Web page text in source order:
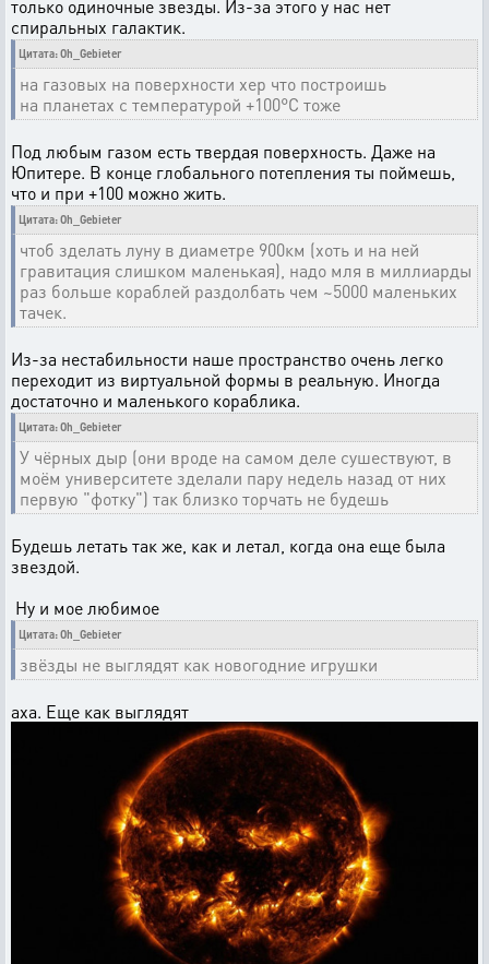
только одиночные звезды. Из-за этого у нас нет
спиральных галактик.
Цитата: Oh_Gebieter
на газовых на поверхности хер что построишь
на планетах с температурой +100°С тоже
Под любым газом есть твердая поверхность. Даже на
Юпитере. В конце глобального потепления ты поймешь,
что и при +100 можно жить.
Цитата: Oh_Gebieter
чтоб зделать луну в диаметре 900км (хоть и на ней
гравитация слишком маленькая), надо мля в миллиарды
раз больше кораблей раздолбать чем ~5000 маленьких
тачек.
Из-за нестабильности наше пространство очень легко
переходит из виртуальной формы в реальную. Иногда
достаточно и маленького кораблика.
Цитата: Oh_Gebieter
У чёрных дыр (они вроде на самом деле сушествуют, в
моём университете зделали пару недель назад от них
первую "фотку") так близко торчать не будешь
Будешь летать так же, как и летал, когда она еще была
звездой.
Ну и мое любимое
Цитата: Oh_Gebieter
звёзды не выглядят как новогодние игрушки
аха. Еще как выглядят